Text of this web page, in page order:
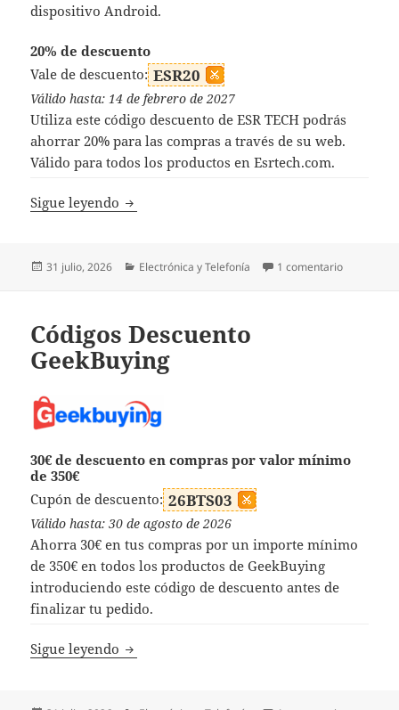
dispositivo Android.
20% de descuento
Vale de descuento: ESR20
Válido hasta: 14 de febrero de 2027
Utiliza este código descuento de ESR TECH podrás
ahorrar 20% para las compras a través de su web.
Válido para todos los productos en Esrtech.com.
Sigue leyendo Código Descuento ESR
Publicado
31 julio, 2026 Categorías
Electrónica y Telefonía 1 comentarioen Código
Códigos Descuento
GeekBuying
30€ de descuento en compras por valor mínimo
de 350€
Cupón de descuento: 26BTS03
Válido hasta: 30 de agosto de 2026
Ahorra 30€ en tus compras por un importe mínimo
de 350€ en todos los productos de GeekBuying
introduciendo este código de descuento antes de
finalizar tu pedido.
Sigue leyendo Códigos Descuento GeekBuying